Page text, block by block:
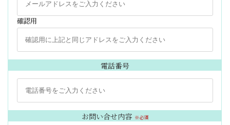
確認用
電話番号
お問い合せ内容 ※必須